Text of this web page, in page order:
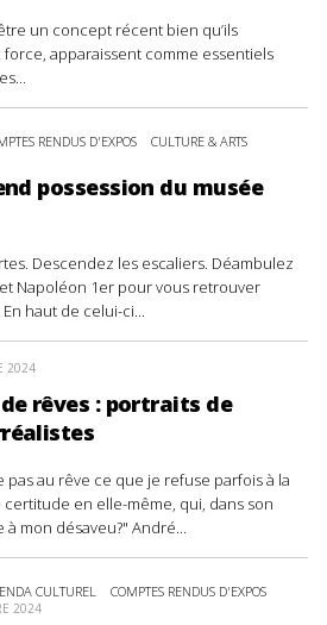
un concept récent bien qu’ils
force, apparaissent comme essentiels
RENDUS D'EXPOS CULTURE & ARTS
possession du musée
Descendez les escaliers. Déambulez
Napoléon 1er pour vous retrouver
haut de celui-ci...
2024
rêves : portraits de
au rêve ce que je refuse parfois à la
en elle-même, qui, dans son
mon désaveu?" André...
CULTUREL
COMPTES RENDUS D'EXPOS
2024